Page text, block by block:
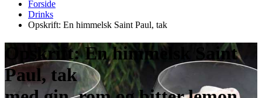
Forside
Drinks
Opskrift: En himmelsk Saint Paul, tak
Opskrift: En himmelsk Saint
Paul, tak